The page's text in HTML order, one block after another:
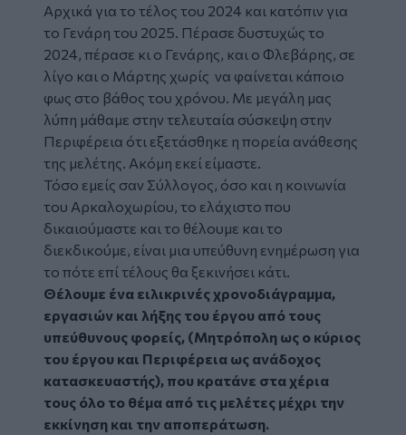
Αρχικά για το τέλος του 2024 και κατόπιν για
το Γενάρη του 2025. Πέρασε δυστυχώς το
2024, πέρασε κι ο Γενάρης, και ο Φλεβάρης, σε
λίγο και ο Μάρτης χωρίς να φαίνεται κάποιο
φως στο βάθος του χρόνου. Με μεγάλη μας
λύπη μάθαμε στην τελευταία σύσκεψη στην
Περιφέρεια ότι εξετάσθηκε η πορεία ανάθεσης
της μελέτης. Ακόμη εκεί είμαστε.
Τόσο εμείς σαν Σύλλογος, όσο και η κοινωνία
του Αρκαλοχωρίου, το ελάχιστο που
δικαιούμαστε και το θέλουμε και το
διεκδικούμε, είναι μια υπεύθυνη ενημέρωση για
το πότε επί τέλους θα ξεκινήσει κάτι.
Θέλουμε ένα ειλικρινές χρονοδιάγραμμα,
εργασιών και λήξης του έργου από τους
υπεύθυνους φορείς, (Μητρόπολη ως ο κύριος
του έργου και Περιφέρεια ως ανάδοχος
κατασκευαστής), που κρατάνε στα χέρια
τους όλο το θέμα από τις μελέτες μέχρι την
εκκίνηση και την αποπεράτωση.